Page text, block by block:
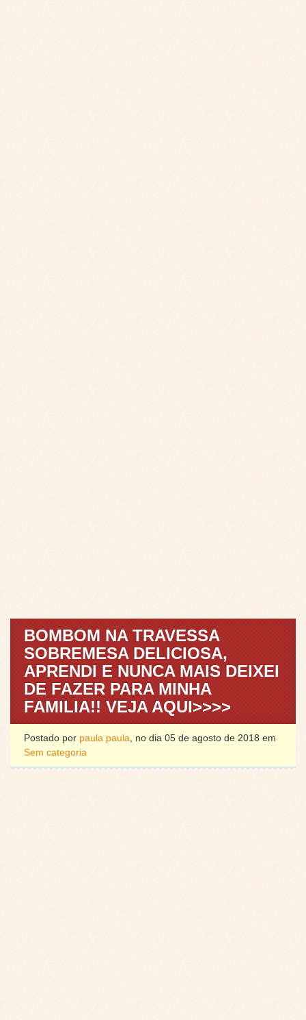
BOMBOM NA TRAVESSA
SOBREMESA DELICIOSA,
APRENDI E NUNCA MAIS DEIXEI
DE FAZER PARA MINHA
FAMILIA!! VEJA AQUI>>>>
Postado por paula paula, no dia 05 de agosto de 2018 em
Sem categoria